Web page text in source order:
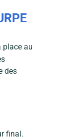
place au
des
final.